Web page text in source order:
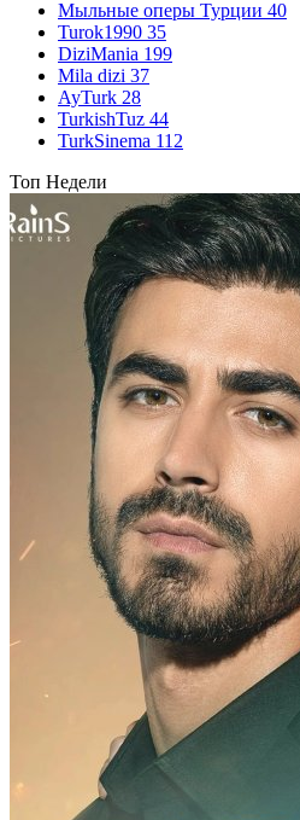
Мыльные оперы Турции 40
Turok1990 35
DiziMania 199
Mila dizi 37
AyTurk 28
TurkishTuz 44
TurkSinema 112
Топ Недели